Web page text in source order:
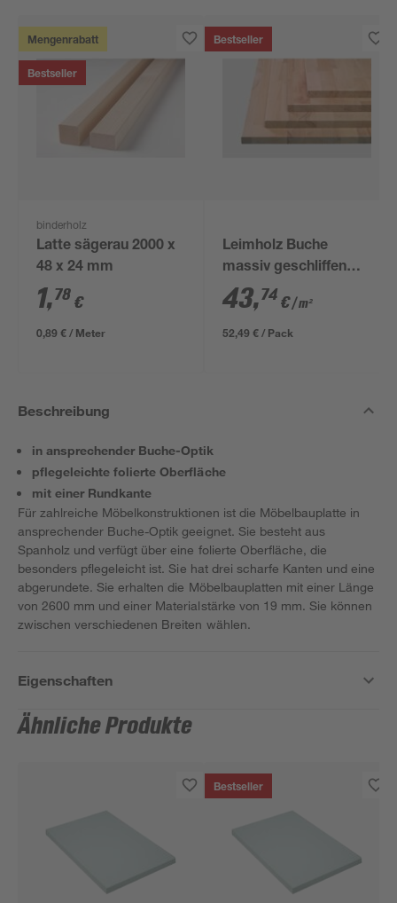
Mengenrabatt
Bestseller
binderholz
Latte sägerau 2000 x
48 x 24 mm
1,78 €
0,89 € / Meter
Bestseller
Leimholz Buche
massiv geschliffen
2000 x 600 x 18 mm
43,74 €/ m²
52,49 € / Pack
Beschreibung
in ansprechender Buche-Optik
pflegeleichte folierte Oberfläche
mit einer Rundkante
Für zahlreiche Möbelkonstruktionen ist die Möbelbauplatte in
ansprechender Buche-Optik geeignet. Sie besteht aus
Spanholz und verfügt über eine folierte Oberfläche, die
besonders pflegeleicht ist. Sie hat drei scharfe Kanten und eine
abgerundete. Sie erhalten die Möbelbauplatten mit einer Länge
von 2600 mm und einer Materialstärke von 19 mm. Sie können
zwischen verschiedenen Breiten wählen.
Eigenschaften
Ähnliche Produkte
Bestseller